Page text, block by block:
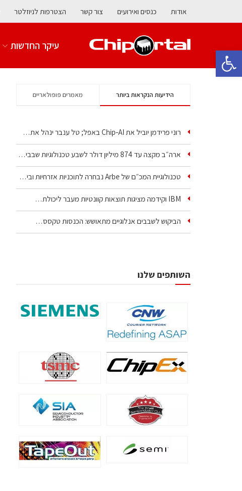
פתח סרגל נגישות
אודות כנסים ואירועים צור קשר הצטרפות לניוזלטר
עיקר החדשות
הידיעות הנקראות ביותר מאמרים פופולאריים
רוני פרידמן יוביל את Chip‑AI באפל; טל ענבר ינהל את…
ארה״ב מקצה עד 874 מיליון דולר לשבע טכנולוגיות שבבים…
טכנולוגיית המכ״ם של Arbe נבחרה לתוכניות אזרחיות וביטחוניות
IBM וקידמה מציגות תוצאות קוונטיות מעבר ליכולת…
הביקוש לשבבים אנלוגיים מתאושש: הכנסות טקסס…
השותפים שלנו